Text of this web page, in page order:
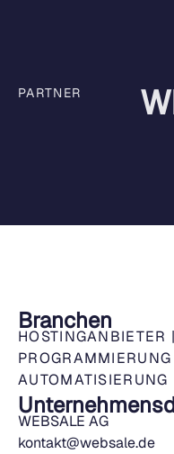
PARTNER
Branchen
HOSTINGANBIETER
PROGRAMMIERUNG
AUTOMATISIERUNG
WEBSALE AG
kontakt@websale.de